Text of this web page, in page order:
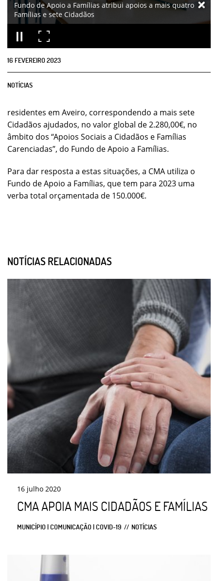
Fundo de Apoio a Famílias atribui apoios a mais quatro
Famílias e sete Cidadãos
16 FEVEREIRO2023
NOTÍCIAS
residentes em Aveiro, correspondendo a mais sete
Cidadãos ajudados, no valor global de 2.280,00€, no
âmbito dos “Apoios Sociais a Cidadãos e Famílias
Carenciadas”, do Fundo de Apoio a Famílias.
Para dar resposta a estas situações, a CMA utiliza o
Fundo de Apoio a Famílias, que tem para 2023 uma
verba total orçamentada de 150.000€.
NOTÍCIAS RELACIONADAS
16 julho 2020
CMA APOIA MAIS CIDADÃOS E FAMÍLIAS
MUNICÍPIO | COMUNICAÇÃO | COVID-19 NOTÍCIAS